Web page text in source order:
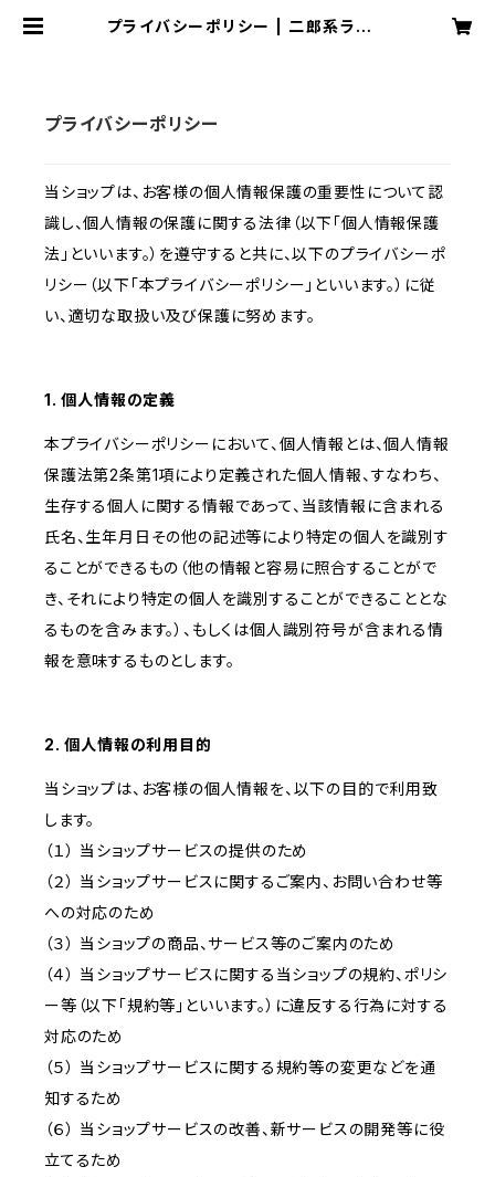
プライバシーポリシー | 二郎系ラーメ
プライバシーポリシー
当ショップは、お客様の個人情報保護の重要性について認
識し、個人情報の保護に関する法律（以下「個人情報保護
法」といいます。）を遵守すると共に、以下のプライバシーポ
リシー（以下「本プライバシーポリシー」といいます。）に従
い、適切な取扱い及び保護に努めます。
1. 個人情報の定義
本プライバシーポリシーにおいて、個人情報とは、個人情報
保護法第2条第1項により定義された個人情報、すなわち、
生存する個人に関する情報であって、当該情報に含まれる
氏名、生年月日その他の記述等により特定の個人を識別す
ることができるもの（他の情報と容易に照合することがで
き、それにより特定の個人を識別することができることとな
るものを含みます。）、もしくは個人識別符号が含まれる情
報を意味するものとします。
2. 個人情報の利用目的
当ショップは、お客様の個人情報を、以下の目的で利用致
します。
（１） 当ショップサービスの提供のため
（２） 当ショップサービスに関するご案内、お問い合わせ等
への対応のため
（３） 当ショップの商品、サービス等のご案内のため
（４） 当ショップサービスに関する当ショップの規約、ポリシ
ー等（以下「規約等」といいます。）に違反する行為に対する
対応のため
（５） 当ショップサービスに関する規約等の変更などを通
知するため
（６） 当ショップサービスの改善、新サービスの開発等に役
立てるため